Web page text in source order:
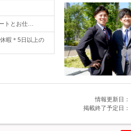
トとお仕…
暇＊5日以上の
情報更新日：
掲載終了予定日：